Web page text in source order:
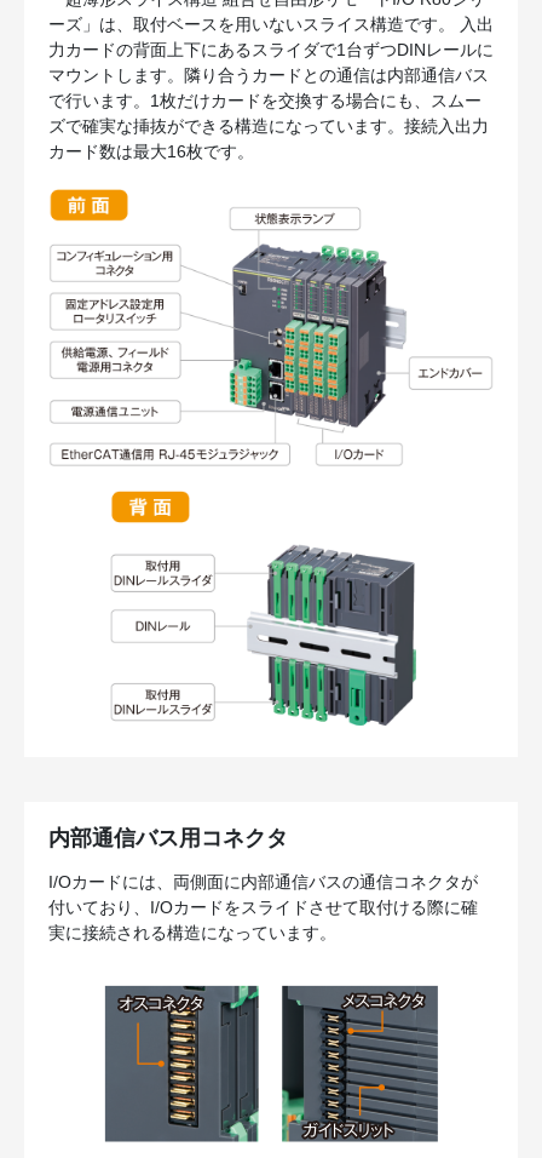
ーズ」は、取付ベースを用いないスライス構造です。 入出
力カードの背面上下にあるスライダで1台ずつDINレールに
マウントします。隣り合うカードとの通信は内部通信バス
で行います。1枚だけカードを交換する場合にも、スムー
ズで確実な挿抜ができる構造になっています。接続入出力
カード数は最大16枚です。
内部通信バス用コネクタ
I/Oカードには、両側面に内部通信バスの通信コネクタが
付いており、I/Oカードをスライドさせて取付ける際に確
実に接続される構造になっています。